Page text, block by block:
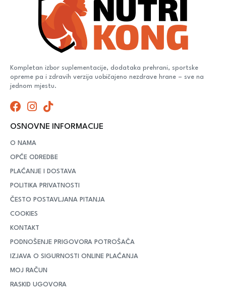
Kompletan izbor suplementacije, dodataka prehrani, sportske
opreme pa i zdravih verzija uobičajeno nezdrave hrane – sve na
jednom mjestu.
OSNOVNE INFORMACIJE
O NAMA
OPĆE ODREDBE
PLAĆANJE I DOSTAVA
POLITIKA PRIVATNOSTI
ČESTO POSTAVLJANA PITANJA
COOKIES
KONTAKT
PODNOŠENJE PRIGOVORA POTROŠAČA
IZJAVA O SIGURNOSTI ONLINE PLAĆANJA
MOJ RAČUN
RASKID UGOVORA